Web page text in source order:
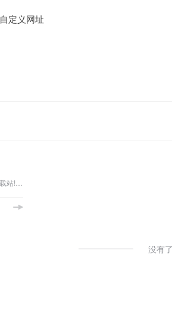
自定义网址
没有了